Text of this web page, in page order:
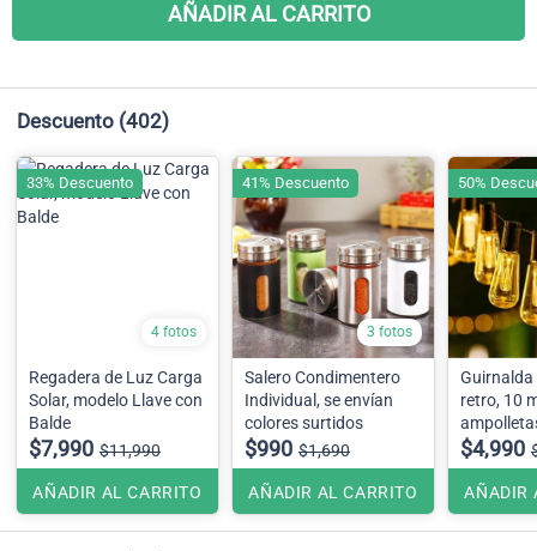
AÑADIR AL CARRITO
Descuento (402)
4 fotos
Regadera de Luz Carga
Solar, modelo Llave con
Balde
$7,990 $11,990
AÑADIR AL CARRITO
33% Descuento
3 fotos
Salero Condimentero
Individual, se envían
colores surtidos
$990 $1,690
AÑADIR AL CARRITO
41% Descuento
Guirnalda
retro, 10
$4,990
AÑADIR
50%